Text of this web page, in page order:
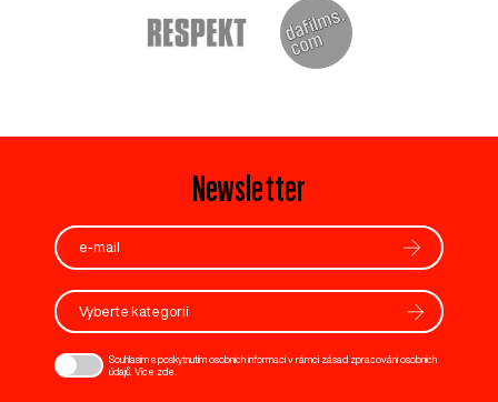
Newsletter
Vyberte kategorii
Souhlasím s poskytnutím osobních informací v rámci zásad zpracování osobních
údajů. Více zde